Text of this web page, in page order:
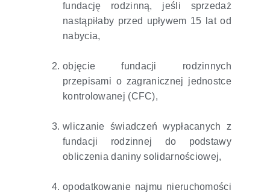
fundację rodzinną, jeśli sprzedaż
nastąpiłaby przed upływem 15 lat od
nabycia,
objęcie fundacji rodzinnych
przepisami o zagranicznej jednostce
kontrolowanej (CFC),
wliczanie świadczeń wypłacanych z
fundacji rodzinnej do podstawy
obliczenia daniny solidarnościowej,
opodatkowanie najmu nieruchomości